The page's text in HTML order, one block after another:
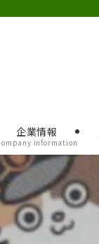
企業情報
information